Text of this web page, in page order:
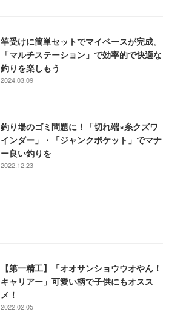
竿受けに簡単セットでマイベースが完成。
「マルチステーション」で効率的で快適な
釣りを楽しもう
2024.03.09
釣り場のゴミ問題に！「切れ端×糸クズワ
インダー」・「ジャンクポケット」でマナ
ー良い釣りを
2022.12.23
【第一精工】「オオサンショウウオやん！
キャリアー」可愛い柄で子供にもオスス
メ！
2022.02.05